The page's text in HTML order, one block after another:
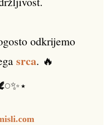
odkrijemo
srca. 🔥